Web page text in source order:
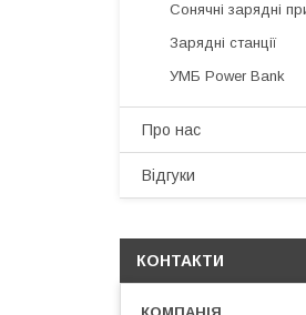
Сонячні зарядні
Зарядні станції
УМБ Power Bank
Про нас
Відгуки
КОНТАКТИ